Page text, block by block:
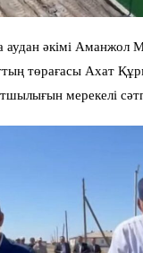
аудан әкімі Аманжол
төрағасы Ахат
мерекелі